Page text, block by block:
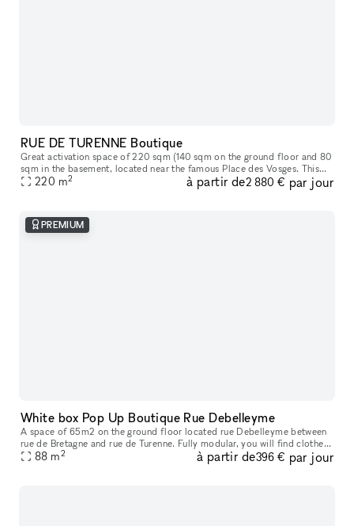
RUE DE TURENNE Boutique
Great activation space of 220 sqm (140 sqm on the ground floor and 80
sqm in the basement​,​ located near the famous Place des Vosges. This
space offers great storefront on a popular street in Paris
220 m2 à partir de2 880 € par jour
PREMIUM
White box Pop Up Boutique Rue Debelleyme
A space of ​​65m2 on the ground floor located rue Debelleyme between
rue de Bretagne and rue de Turenne. Fully modular, you will find clothes
racks, furniture, picture rails, as well as a storage spa
88 m2 à partir de396 € par jour